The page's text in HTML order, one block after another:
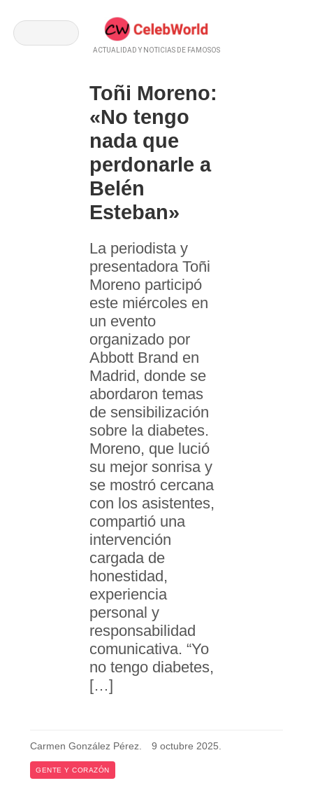
ACTUALIDAD Y NOTICIAS DE FAMOSOS
Toñi Moreno:
«No tengo
nada que
perdonarle a
Belén
Esteban»
La periodista y
presentadora Toñi
Moreno participó
este miércoles en
un evento
organizado por
Abbott Brand en
Madrid, donde se
abordaron temas
de sensibilización
sobre la diabetes.
Moreno, que lució
su mejor sonrisa y
se mostró cercana
con los asistentes,
compartió una
intervención
cargada de
honestidad,
experiencia
personal y
responsabilidad
comunicativa. “Yo
no tengo diabetes,
[…]
Carmen González Pérez. 9 octubre 2025.
GENTE Y CORAZÓN